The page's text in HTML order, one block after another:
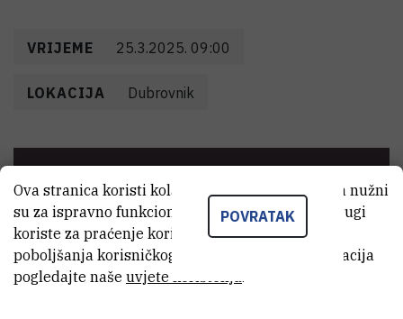
VRIJEME 25.3.2025. 09:00
LOKACIJA Dubrovnik
POVRATAK
Ova stranica koristi kolačiće. Neki od tih kolačića nužni
su za ispravno funkcioniranje stranice, dok se drugi
koriste za praćenje korištenja stranice radi
poboljšanja korisničkog iskustva. Za više informacija
pogledajte naše uvjete korištenja